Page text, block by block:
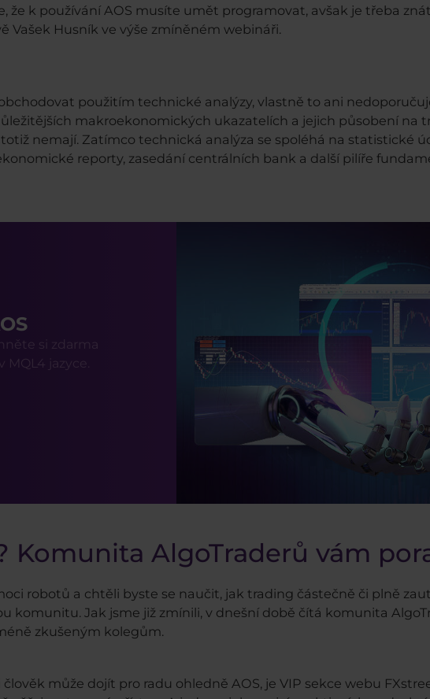
že k používání AOS musíte umět programovat, avšak je třeba
Vašek Husník ve výše zmíněném webináři.
použitím technické analýzy, vlastně to ani
makroekonomických ukazatelích a jejich působení na
nemají. Zatímco technická analýza se spoléhá na statistické
reporty, zasedání centrálních bank a další pilíře
si zdarma
jazyce.
Komunita AlgoTraderů vám
robotů a chtěli byste se naučit, jak trading částečně či plně
komunitu. Jak jsme již zmínili, v dnešní době čítá komunita
zkušeným kolegům.
může dojít pro radu ohledně AOS, je VIP sekce webu